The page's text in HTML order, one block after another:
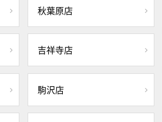
秋葉原店
吉祥寺店
駒沢店